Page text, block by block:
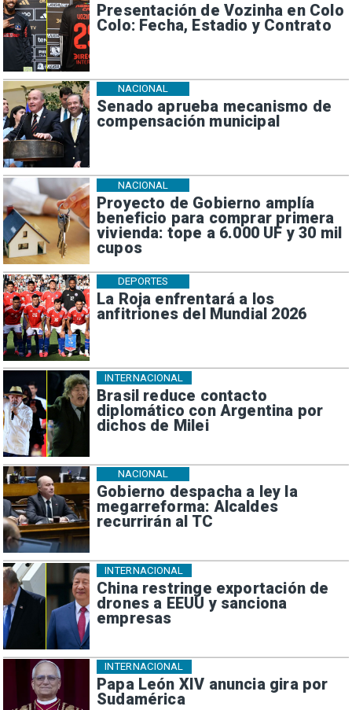
Presentación de Vozinha en Colo
Colo: Fecha, Estadio y Contrato
Senado aprueba mecanismo de
compensación municipal
NACIONAL
Proyecto de Gobierno amplía
beneficio para comprar primera
vivienda: tope a 6.000 UF y 30 mil
cupos
NACIONAL
La Roja enfrentará a los
anfitriones del Mundial 2026
DEPORTES
Brasil reduce contacto
diplomático con Argentina por
dichos de Milei
INTERNACIONAL
Gobierno despacha a ley la
megarreforma: Alcaldes
recurrirán al TC
NACIONAL
China restringe exportación de
drones a EEUU y sanciona
empresas
INTERNACIONAL
Papa León XIV anuncia gira por
Sudamérica
INTERNACIONAL